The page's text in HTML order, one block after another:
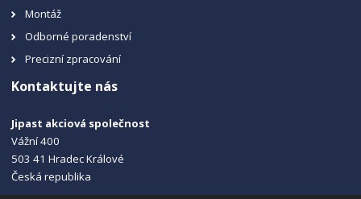
Montáž
Odborné poradenství
Precizní zpracování
Kontaktujte nás
Jipast akciová společnost
Vážní 400
503 41 Hradec Králové
Česká republika